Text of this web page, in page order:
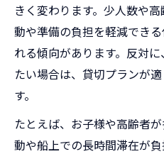
きく変わります。少人数や
動や準備の負担を軽減でき
れる傾向があります。反対
たい場合は、貸切プランが
す。
たとえば、お子様や高齢者
動や船上での長時間滞在が